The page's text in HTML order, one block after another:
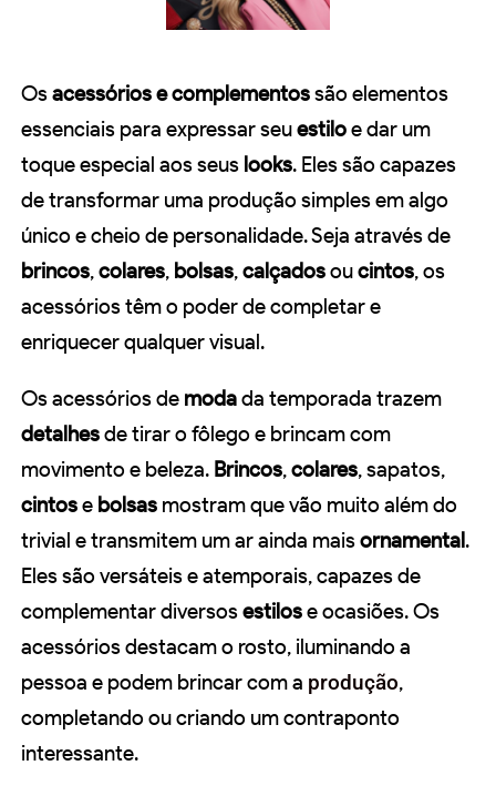
Osacessórios e complementossão elementos
essenciais para expressar seuestiloe dar um
toque especial aos seus looks. Eles são capazes
de transformar uma produção simples em algo
único e cheio de personalidade. Seja através de
brincos,colares, bolsas,calçadosoucintos, os
acessórios têm o poder de completar e
enriquecer qualquer visual.
Os acessórios de modada temporada trazem
detalhesde tirar o fôlego e brincam com
movimento e beleza. Brincos,colares, sapatos,
cintose bolsas mostram que vão muito além do
trivial e transmitem um ar ainda maisornamental.
Eles são versáteis e atemporais, capazes de
complementar diversosestilose ocasiões. Os
acessórios destacam o rosto, iluminando a
pessoa e podem brincar com a produção,
completando ou criando um contraponto
interessante.